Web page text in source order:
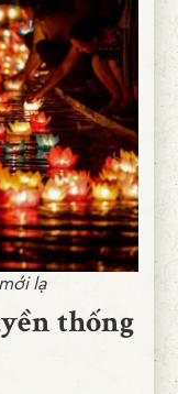
lạ
thống